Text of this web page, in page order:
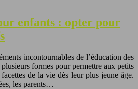
enfants : opter pour
incontournables de l’éducation des
formes pour permettre aux petits
de la vie dès leur plus jeune âge.
les parents…